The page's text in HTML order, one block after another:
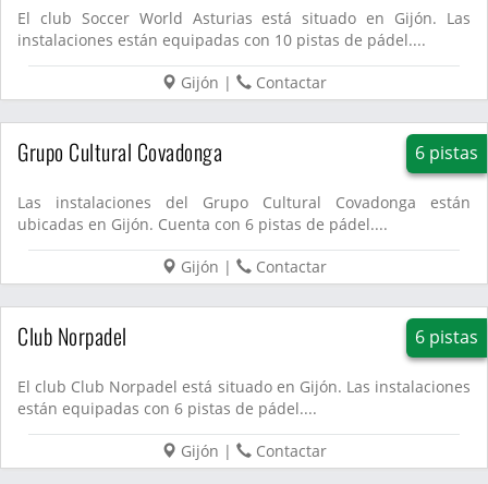
El club Soccer World Asturias está situado en Gijón. Las
instalaciones están equipadas con 10 pistas de pádel....
Gijón | Contactar
Grupo Cultural Covadonga 6 pistas
Las instalaciones del Grupo Cultural Covadonga están
ubicadas en Gijón. Cuenta con 6 pistas de pádel....
Gijón | Contactar
Club Norpadel 6 pistas
El club Club Norpadel está situado en Gijón. Las instalaciones
están equipadas con 6 pistas de pádel....
Gijón | Contactar